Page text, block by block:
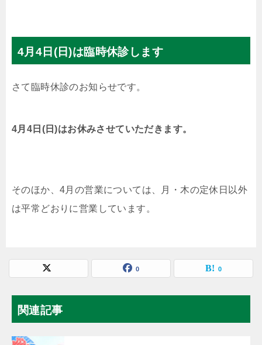
4月4日(日)は臨時休診します
さて臨時休診のお知らせです。
4月4日(日)はお休みさせていただきます。
そのほか、4月の営業については、月・木の定休日以外
は平常どおりに営業しています。
0 0
関連記事